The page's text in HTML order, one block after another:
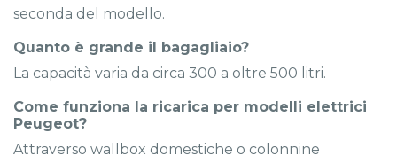
seconda del modello.
Quanto è grande il bagagliaio?
La capacità varia da circa 300 a oltre 500 litri.
Come funziona la ricarica per modelli elettrici
Peugeot?
Attraverso wallbox domestiche o colonnine